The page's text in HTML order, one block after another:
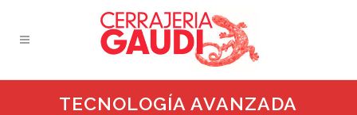
TECNOLOGÍA AVANZADA